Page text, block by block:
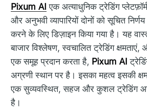
Pixum AI एक अत्याधुनिक ट्रेडिंग
और अनुभवी व्यापारियों दोनों को सूचित
करने के लिए डिज़ाइन किया गया है। यह
बाजार विश्लेषण, स्वचालित ट्रेडिंग
एक समूह प्रदान करता है, Pixum AI
अग्रणी स्थान पर है। इसका महत्व इसकी
एक सुव्यवस्थित, सहज और कुशल ट्रेडिंग
है।